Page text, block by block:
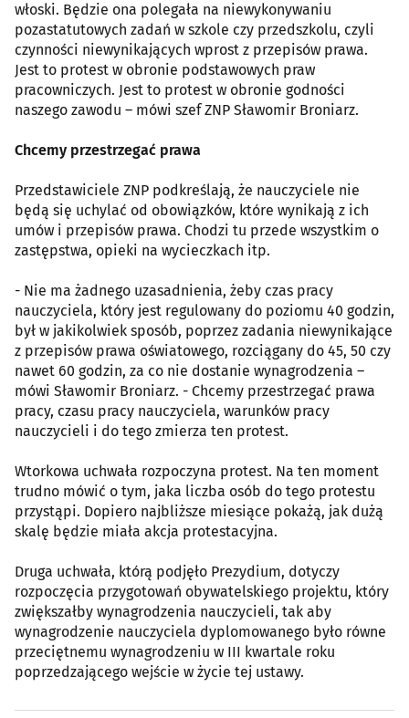
włoski. Będzie ona polegała na niewykonywaniu
pozastatutowych zadań w szkole czy przedszkolu, czyli
czynności niewynikających wprost z przepisów prawa.
Jest to protest w obronie podstawowych praw
pracowniczych. Jest to protest w obronie godności
naszego zawodu – mówi szef ZNP Sławomir Broniarz.
Chcemy przestrzegać prawa
Przedstawiciele ZNP podkreślają, że nauczyciele nie
będą się uchylać od obowiązków, które wynikają z ich
umów i przepisów prawa. Chodzi tu przede wszystkim o
zastępstwa, opieki na wycieczkach itp.
- Nie ma żadnego uzasadnienia, żeby czas pracy
nauczyciela, który jest regulowany do poziomu 40 godzin,
był w jakikolwiek sposób, poprzez zadania niewynikające
z przepisów prawa oświatowego, rozciągany do 45, 50 czy
nawet 60 godzin, za co nie dostanie wynagrodzenia –
mówi Sławomir Broniarz. - Chcemy przestrzegać prawa
pracy, czasu pracy nauczyciela, warunków pracy
nauczycieli i do tego zmierza ten protest.
Wtorkowa uchwała rozpoczyna protest. Na ten moment
trudno mówić o tym, jaka liczba osób do tego protestu
przystąpi. Dopiero najbliższe miesiące pokażą, jak dużą
skalę będzie miała akcja protestacyjna.
Druga uchwała, którą podjęło Prezydium, dotyczy
rozpoczęcia przygotowań obywatelskiego projektu, który
zwiększałby wynagrodzenia nauczycieli, tak aby
wynagrodzenie nauczyciela dyplomowanego było równe
przeciętnemu wynagrodzeniu w III kwartale roku
poprzedzającego wejście w życie tej ustawy.